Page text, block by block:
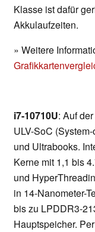
Klasse ist dafür
Akkulaufzeiten.
» Weitere
i7-10710U: Auf
ULV-SoC
und Ultrabooks.
Kerne mit 1,1 bis
und
in 14-Nanometer-
bis zu LPDDR3-
Hauptspeicher.